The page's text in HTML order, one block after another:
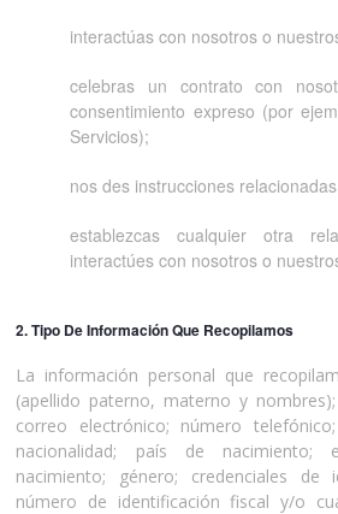
interactúas con nosotros o
celebras un contrato con
consentimiento expreso (por
Servicios);
nos des instrucciones
establezcas cualquier otra
interactúes con nosotros o
2. Tipo De Información Que Recopilamos
La información personal que
(apellido paterno, materno y
correo electrónico; número
nacionalidad; país de nacimiento;
nacimiento; género; credenciales de
número de identificación fiscal y/o